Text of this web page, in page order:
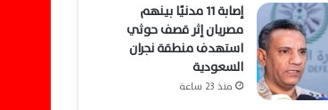
إصابة 11 مدنيًا بينهم
مصريان إثر قصف حوثي
استهدف منطقة نجران
السعودية
منذ 23 ساعة